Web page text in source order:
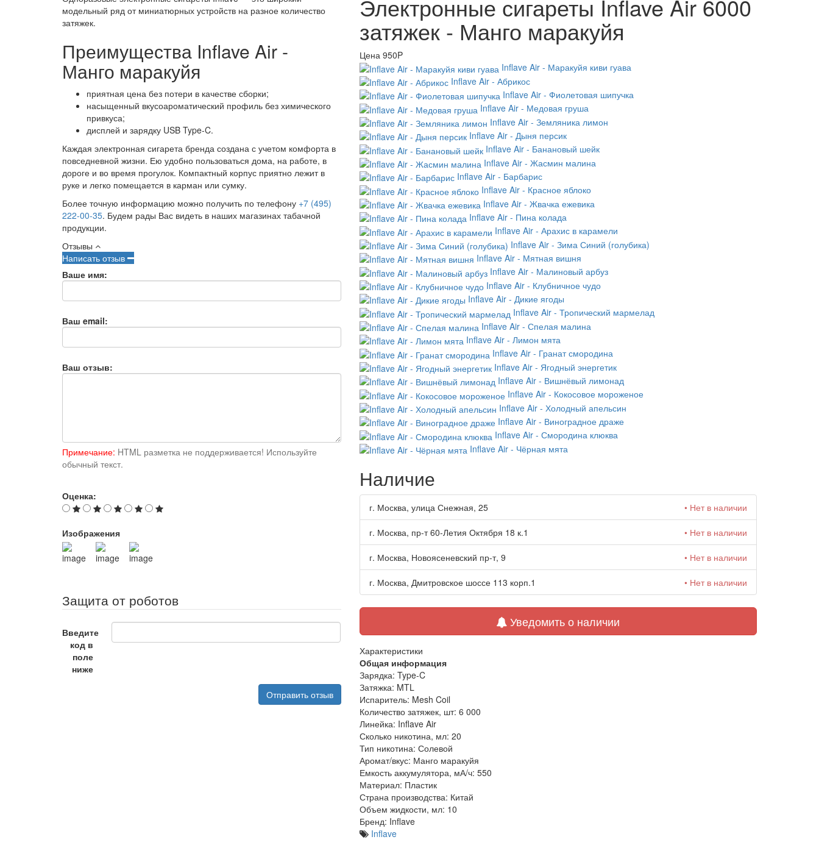
модельный ряд от миниатюрных устройств на разное количество
затяжек.
Преимущества Inflave Air -
Манго маракуйя
приятная цена без потери в качестве сборки;
насыщенный вкусоароматический профиль без химического
привкуса;
дисплей и зарядку USB Type-C.
Каждая электронная сигарета бренда создана с учетом комфорта в
повседневной жизни. Ею удобно пользоваться дома, на работе, в
дороге и во время прогулок. Компактный корпус приятно лежит в
руке и легко помещается в карман или сумку.
Более точную информацию можно получить по телефону +7 (495)
222-00-35. Будем рады Вас видеть в наших магазинах табачной
продукции.
Отзывы
Написать отзыв
Ваше имя:
Ваш email:
Ваш отзыв:
Примечание: HTML разметка не поддерживается! Используйте
обычный текст.
Оценка:
Изображения
Защита от роботов
Введите
код в
поле
ниже
Отправить отзыв
Электронные сигареты Inflave Air 6000
затяжек - Манго маракуйя
Цена 950P
Inflave Air - Маракуйя киви гуава
Inflave Air - Абрикос
Inflave Air - Фиолетовая шипучка
Inflave Air - Медовая груша
Inflave Air - Земляника лимон
Inflave Air - Дыня персик
Inflave Air - Банановый шейк
Inflave Air - Жасмин малина
Inflave Air - Барбарис
Inflave Air - Красное яблоко
Inflave Air - Жвачка ежевика
Inflave Air - Пина колада
Inflave Air - Арахис в карамели
Inflave Air - Зима Синий (голубика)
Inflave Air - Мятная вишня
Inflave Air - Малиновый арбуз
Inflave Air - Клубничное чудо
Inflave Air - Дикие ягоды
Inflave Air - Тропический мармелад
Inflave Air - Спелая малина
Inflave Air - Лимон мята
Inflave Air - Гранат смородина
Inflave Air - Ягодный энергетик
Inflave Air - Вишнёвый лимонад
Inflave Air - Кокосовое мороженое
Inflave Air - Холодный апельсин
Inflave Air - Виноградное драже
Inflave Air - Смородина клюква
Inflave Air - Чёрная мята
Наличие
г. Москва, улица Снежная, 25 • Нет в наличии
г. Москва, пр-т 60-Летия Октября 18 к.1 • Нет в наличии
г. Москва, Новоясеневский пр-т, 9 • Нет в наличии
г. Москва, Дмитровское шоссе 113 корп.1 • Нет в наличии
Уведомить о наличии
Характеристики
Общая информация
Зарядка: Type-C
Затяжка: MTL
Испаритель: Mesh Coil
Количество затяжек, шт: 6 000
Линейка: Inflave Air
Сколько никотина, мл: 20
Тип никотина: Солевой
Аромат/вкус: Манго маракуйя
Емкость аккумулятора, мА/ч: 550
Материал: Пластик
Страна производства: Китай
Объем жидкости, мл: 10
Бренд: Inflave
Inflave